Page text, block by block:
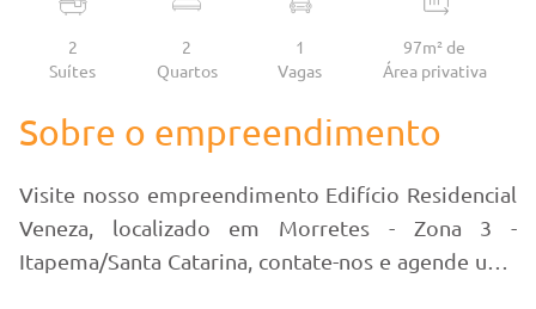
2
Suítes
2
Quartos
1
Vagas
97m² de
Área privativa
Sobre o empreendimento
Visite nosso empreendimento Edifício Residencial
Veneza, localizado em Morretes - Zona 3 -
Itapema/Santa Catarina, contate-nos e agende uma